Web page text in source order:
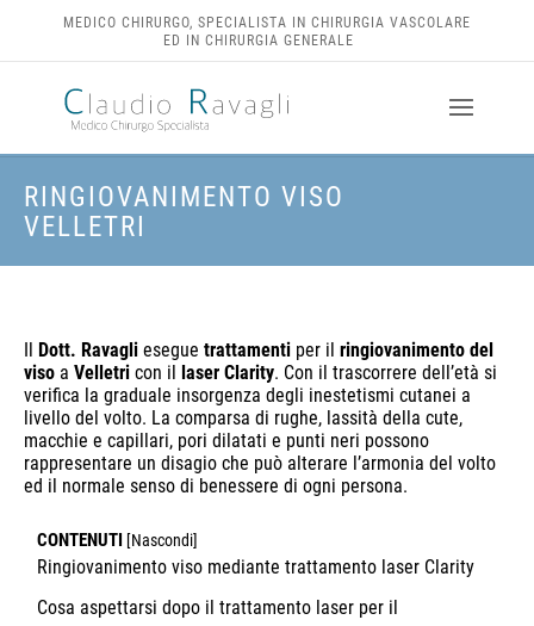
content
MEDICO CHIRURGO, SPECIALISTA IN CHIRURGIA VASCOLARE
ED IN CHIRURGIA GENERALE
RINGIOVANIMENTO VISO
VELLETRI
Il Dott. Ravagli esegue trattamenti per il ringiovanimento del
viso a Velletri con il laser Clarity. Con il trascorrere dell’età si
verifica la graduale insorgenza degli inestetismi cutanei a
livello del volto. La comparsa di rughe, lassità della cute,
macchie e capillari, pori dilatati e punti neri possono
rappresentare un disagio che può alterare l’armonia del volto
ed il normale senso di benessere di ogni persona.
CONTENUTI [Nascondi]
Ringiovanimento viso mediante trattamento laser Clarity
Cosa aspettarsi dopo il trattamento laser per il